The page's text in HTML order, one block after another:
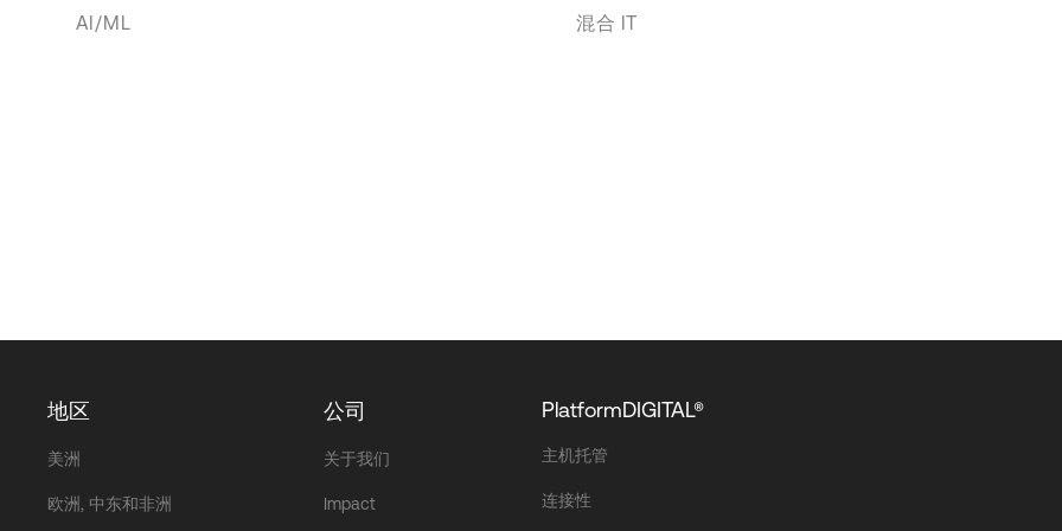
AI/ML 混合 IT
地区
美洲
欧洲, 中东和非洲
公司
关于我们
Impact
PlatformDIGITAL®
主机托管
连接性